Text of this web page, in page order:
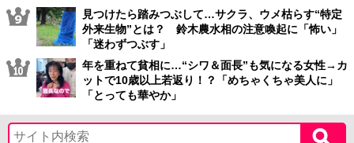
見つけたら踏みつぶして…サクラ、ウメ枯らす“特定
外来生物”とは？ 鈴木農水相の注意喚起に「怖い」
「迷わずつぶす」
年を重ねて貧相に…“シワ＆面長”も気になる女性→カ
ットで10歳以上若返り！？「めちゃくちゃ美人に」
「とっても華やか」